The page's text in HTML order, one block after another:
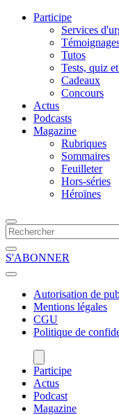
Participe
Services
Tutos
Tests, quiz
Cadeaux
Concours
Actus
Podcasts
Magazine
Rubriques
Sommaires
Feuilleter
Hors-séries
Héroïnes
S'ABONNER
Autorisation de
Mentions légales
CGU
Politique de
Participe
Actus
Podcast
Magazine